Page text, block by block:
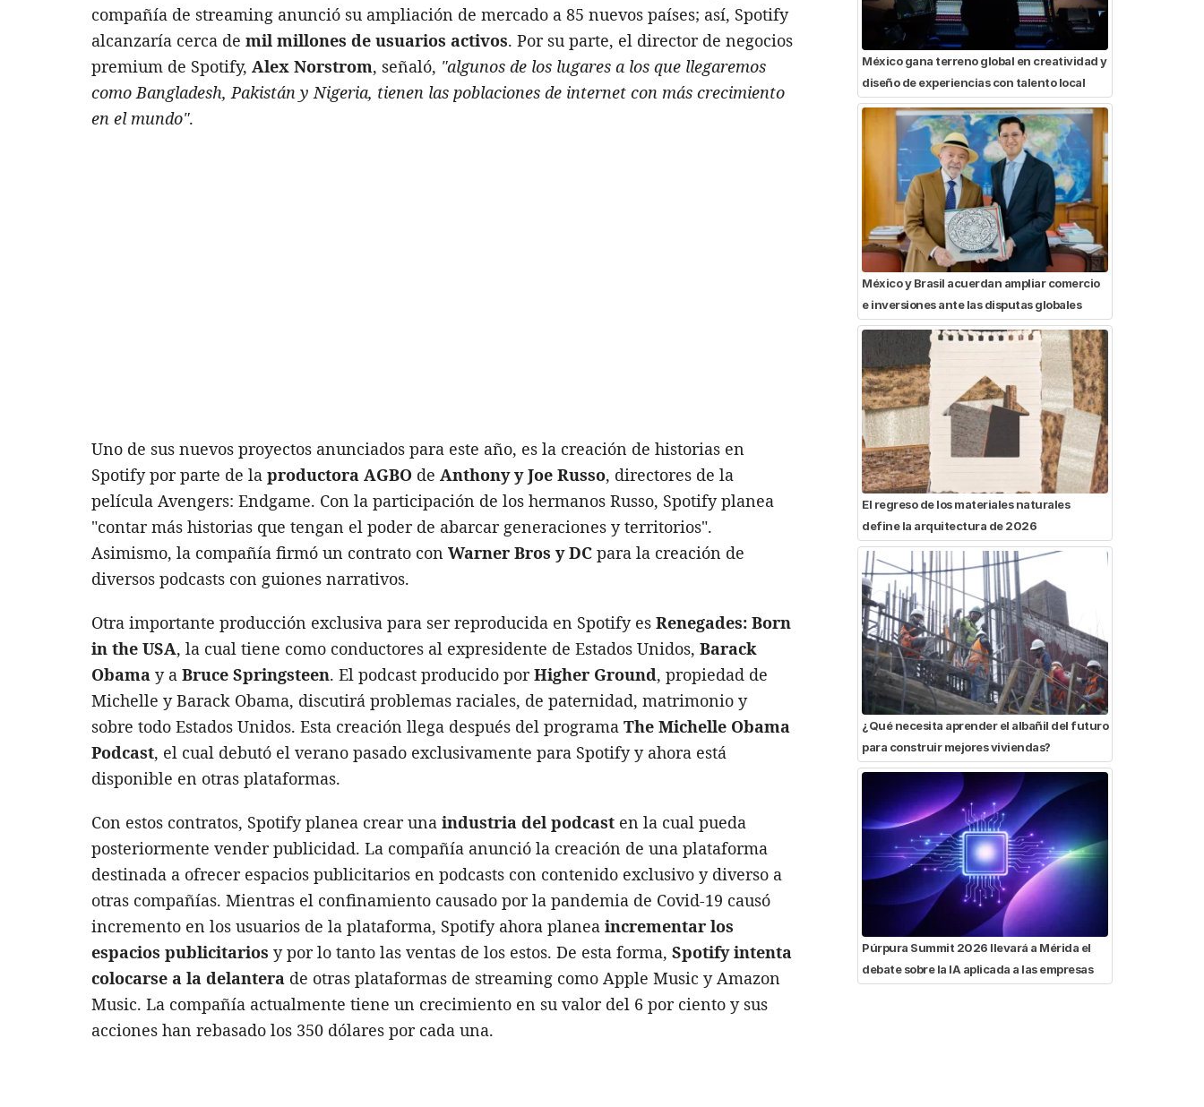
compañía de streaming anunció su ampliación de mercado a 85 nuevos países; así, Spotify
alcanzaría cerca de mil millones de usuarios activos. Por su parte, el director de negocios
premium de Spotify, Alex Norstrom, señaló, "algunos de los lugares a los que llegaremos
como Bangladesh, Pakistán y Nigeria, tienen las poblaciones de internet con más crecimiento
en el mundo".
Uno de sus nuevos proyectos anunciados para este año, es la creación de historias en
Spotify por parte de la productora AGBO de Anthony y Joe Russo, directores de la
película Avengers: Endgame. Con la participación de los hermanos Russo, Spotify planea
"contar más historias que tengan el poder de abarcar generaciones y territorios".
Asimismo, la compañía firmó un contrato con Warner Bros y DC para la creación de
diversos podcasts con guiones narrativos.
Otra importante producción exclusiva para ser reproducida en Spotify es Renegades: Born
in the USA, la cual tiene como conductores al expresidente de Estados Unidos, Barack
Obama y a Bruce Springsteen. El podcast producido porHigher Ground, propiedad de
Michelle y Barack Obama, discutirá problemas raciales, de paternidad, matrimonio y
sobre todo Estados Unidos. Esta creación llega después del programa The Michelle Obama
Podcast, el cual debutó el verano pasado exclusivamente para Spotify y ahora está
disponible en otras plataformas.
Con estos contratos, Spotify planea crear una industria del podcast en la cual pueda
posteriormente vender publicidad. La compañía anunció la creación de una plataforma
destinada a ofrecer espacios publicitarios en podcasts con contenido exclusivo y diverso a
otras compañías. Mientras el confinamiento causado por la pandemia de Covid-19 causó
incremento en los usuarios de la plataforma, Spotify ahora planea incrementar los
espacios publicitarios y por lo tanto las ventas de los estos. De esta forma, Spotify intenta
colocarse a la delantera de otras plataformas de streaming como Apple Music y Amazon
Music. La compañía actualmente tiene un crecimiento en su valor del 6 por ciento y sus
acciones han rebasado los 350 dólares por cada una.
México gana terreno global en creatividad y
diseño de experiencias con talento local
México y Brasil acuerdan ampliar comercio
e inversiones ante las disputas globales
El regreso de los materiales naturales
define la arquitectura de 2026
¿Qué necesita aprender el albañil del futuro
para construir mejores viviendas?
Púrpura Summit 2026 llevará a Mérida el
debate sobre la IA aplicada a las empresas